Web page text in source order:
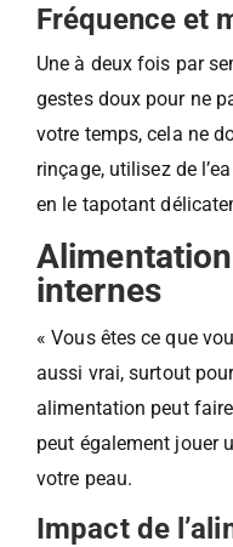
Fréquence et
Une à deux fois par
gestes doux pour ne
votre temps, cela ne
rinçage, utilisez de
en le tapotant
internes
« Vous êtes ce que
aussi vrai, surtout
alimentation peut
peut également jouer
votre peau.
Impact de